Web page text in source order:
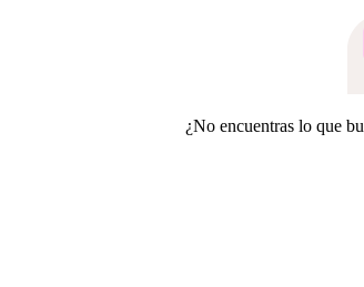
¿No encuentras lo que